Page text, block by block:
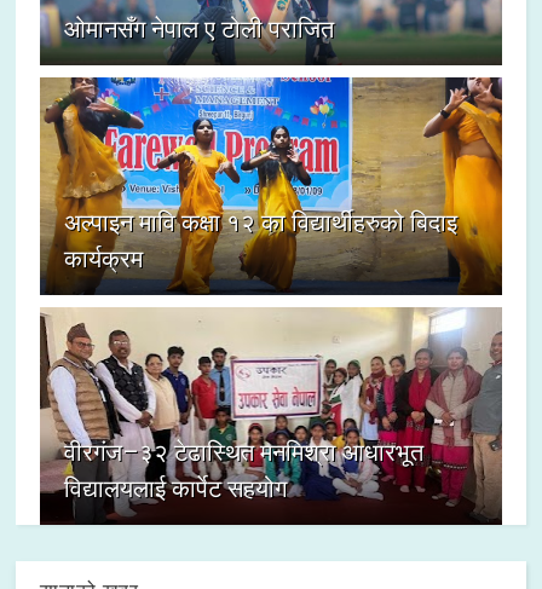
ओमानसँग नेपाल ए टोली पराजित
अल्पाइन मावि कक्षा १२ का विद्यार्थीहरुको बिदाइ
कार्यक्रम
वीरगंज–३२ टेढास्थित मनमिश्रा आधारभूत
विद्यालयलाई कार्पेट सहयोग